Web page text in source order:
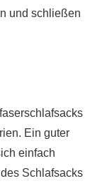
und schließen
Ein guter
einfach
Schlafsacks